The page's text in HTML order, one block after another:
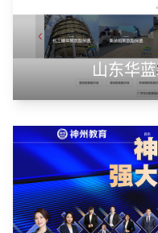
潍坊浩顺